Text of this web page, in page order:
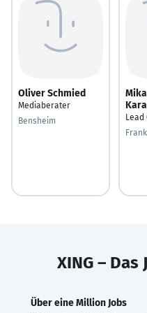
Oliver Schmied
Mediaberater
Bensheim
Lead
XING –
Über eine Million Jobs